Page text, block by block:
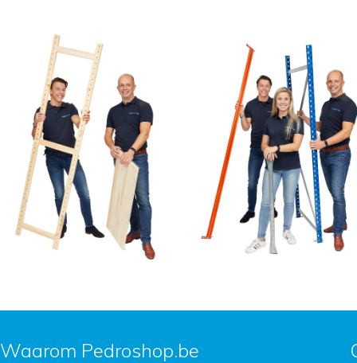
Waarom Pedroshop.be